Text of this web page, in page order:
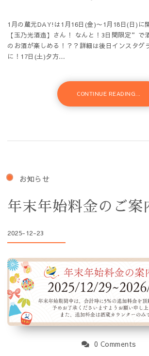
1月の蔵元DAY!は1月16日(金)〜1月18日(日)に
【玉乃光酒造】さん！ なんと！3日間限定”で
のお酒が楽しめる！？？詳細は後日インスタグ
に！17日(土)夕方…
CONTINUE READING...
お知らせ
年末年始料金のご案
2025-12-23
0 Comments